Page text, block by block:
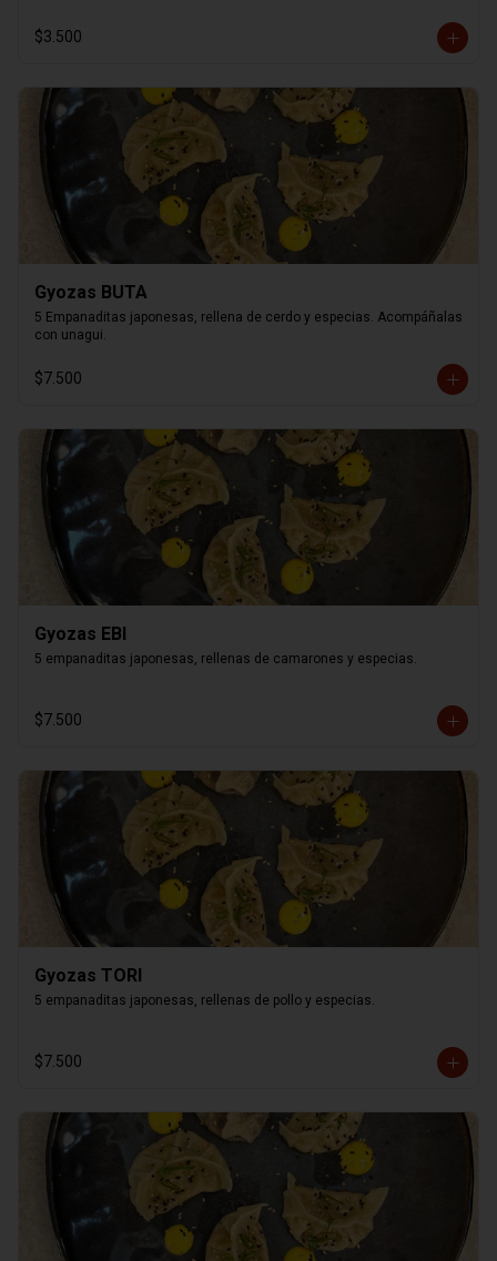
$3.500
Gyozas BUTA
5 Empanaditas japonesas, rellena de cerdo y especias. Acompáñalas
con unagui.
$7.500
Gyozas EBI
5 empanaditas japonesas, rellenas de camarones y especias.
$7.500
Gyozas TORI
5 empanaditas japonesas, rellenas de pollo y especias.
$7.500